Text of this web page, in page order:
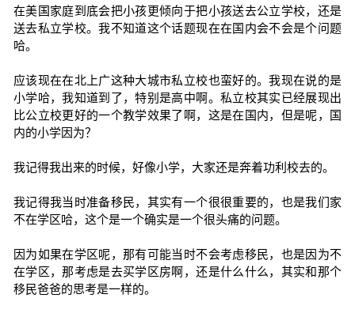
在美国家庭到底会把小孩更倾向于把小孩送去公立学校，还是
送去私立学校。我不知道这个话题现在在国内会不会是个问题
哈。
应该现在在北上广这种大城市私立校也蛮好的。我现在说的是
小学哈，我知道到了，特别是高中啊。私立校其实已经展现出
比公立校更好的一个教学效果了啊，这是在国内，但是呢，国
内的小学因为？
我记得我出来的时候，好像小学，大家还是奔着功利校去的。
我记得我当时准备移民，其实有一个很很重要的，也是我们家
不在学区哈，这个是一个确实是一个很头痛的问题。
因为如果在学区呢，那有可能当时不会考虑移民，也是因为不
在学区，那考虑是去买学区房啊，还是什么什么，其实和那个
移民爸爸的思考是一样的。